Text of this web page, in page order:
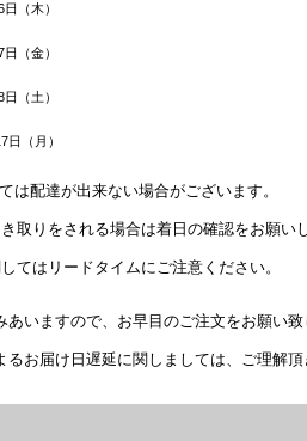
日（木）
日（金）
日（土）
日（月）
は配達が出来ない場合がございます。
取りをされる場合は着日の確認をお願い
てはリードタイムにご注意ください。
あいますので、お早目のご注文をお願い
るお届け日遅延に関しましては、ご理解